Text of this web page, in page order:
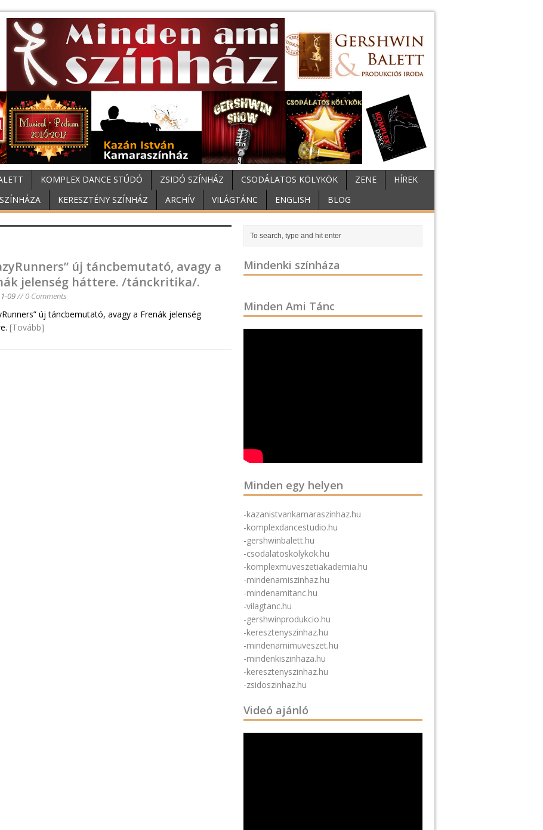
KOMPLEX DANCE STÚDÓ ZSIDÓ SZÍNHÁZ CSODÁLATOS KÖLYKÖK ZENE
HÍREK
KERESZTÉNY SZÍNHÁZ ARCHÍV VILÁGTÁNC ENGLISH BLOG
új táncbemutató, avagy a
jelenség háttere. /tánckritika/.
09// 0 Comments
új táncbemutató, avagy a Frenák jelenség
[Tovább]
Mindenki színháza
Minden Ami Tánc
Minden egy helyen
-kazanistvankamaraszinhaz.hu
-komplexdancestudio.hu
-gershwinbalett.hu
-csodalatoskolykok.hu
-komplexmuveszetiakademia.hu
-mindenamiszinhaz.hu
-mindenamitanc.hu
-vilagtanc.hu
-gershwinprodukcio.hu
-keresztenyszinhaz.hu
-mindenamimuveszet.hu
-mindenkiszinhaza.hu
-keresztenyszinhaz.hu
-zsidoszinhaz.hu
Videó ajánló